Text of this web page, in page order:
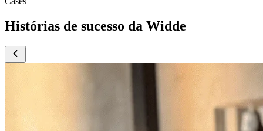
Histórias de sucesso da Widde